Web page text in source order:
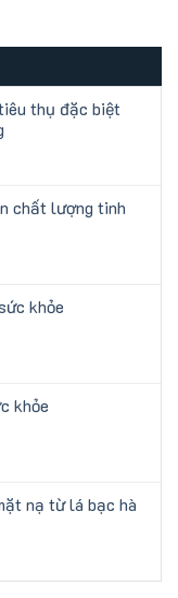
thụ đặc biệt
chất lượng tinh
khỏe
khỏe
nạ từ lá bạc hà